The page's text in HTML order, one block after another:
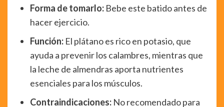
Forma de tomarlo: Bebe este batido antes de
hacer ejercicio.
Función: El plátano es rico en potasio, que
ayuda a prevenir los calambres, mientras que
la leche de almendras aporta nutrientes
esenciales para los músculos.
Contraindicaciones: No recomendado para